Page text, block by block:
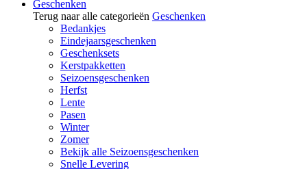
Geschenken
Terug naar alle categorieën Geschenken
Bedankjes
Eindejaarsgeschenken
Geschenksets
Kerstpakketten
Seizoensgeschenken
Herfst
Lente
Pasen
Winter
Zomer
Bekijk alle Seizoensgeschenken
Snelle Levering